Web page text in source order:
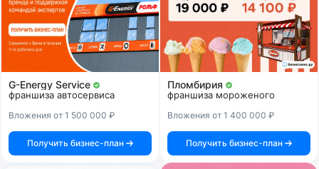
G-Energy Service
франшиза автосервиса
Вложения от 1 500 000 ₽
Получить бизнес-план
Пломбирия
франшиза мороженого
Вложения от 1 400 000 ₽
Получить бизнес-план